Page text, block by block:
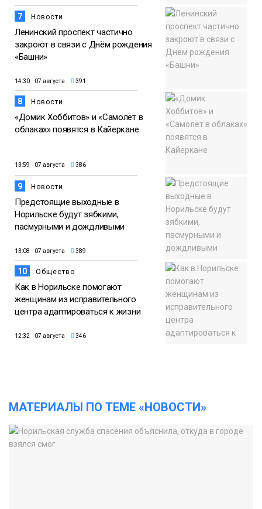
7 Новости
Ленинский проспект частично
закроют в связи с Днём рождения
«Башни»
14:30 07 августа 391
8 Новости
«Домик Хоббитов» и «Самолёт в
облаках» появятся в Кайеркане
13:59 07 августа 386
9 Новости
Предстоящие выходные в
Норильске будут зябкими,
пасмурными и дождливыми
13:08 07 августа 389
10 Общество
Как в Норильске помогают
женщинам из исправительного
центра адаптироваться к жизни
12:32 07 августа 346
МАТЕРИАЛЫ ПО ТЕМЕ «НОВОСТИ»